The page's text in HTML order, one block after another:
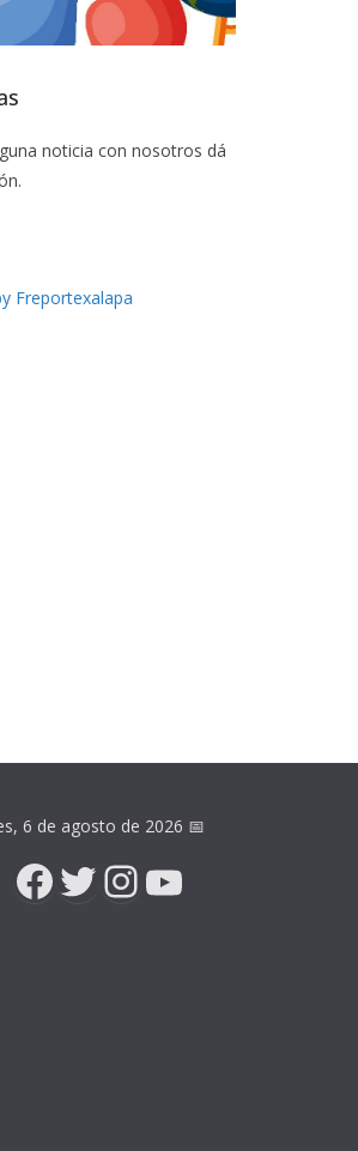
noticia con nosotros dá
Freportexalapa
6 de agosto de 2026 📅
Facebook
Twitter
Instagram
YouTube